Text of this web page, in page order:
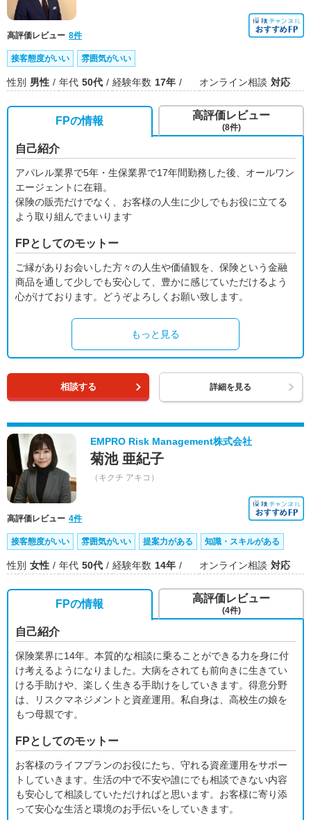
高評価レビュー 8件
接客態度がいい 雰囲気がいい
性別 男性 年代 50代 経験年数 17年 オンライン相談 対応
FPの情報
自己紹介
アパレル業界で5年・生保業界で17年間勤務した後、オールワン
エージェントに在籍。
保険の販売だけでなく、お客様の人生に少しでもお役に立てる
よう取り組んでまいります
FPとしてのモットー
ご縁がありお会いした方々の人生や価値観を、保険という金融
商品を通して少しでも安心して、豊かに感じていただけるよう
心がけております。どうぞよろしくお願い致します。
もっと見る
高評価レビュー
(8件)
相談する 詳細を見る
EMPRO Risk Management株式会社
菊池 亜紀子
（キクチ アキコ）
高評価レビュー 4件
接客態度がいい 雰囲気がいい 提案力がある 知識・スキルがある
性別 女性 年代 50代 経験年数 14年 オンライン相談 対応
FPの情報
自己紹介
保険業界に14年。本質的な相談に乗ることができる力を身に付
け考えるようになりました。大病をされても前向きに生きてい
ける手助けや、楽しく生きる手助けをしていきます。得意分野
は、リスクマネジメントと資産運用。私自身は、高校生の娘を
もつ母親です。
FPとしてのモットー
お客様のライフプランのお役にたち、守れる資産運用をサポー
トしていきます。生活の中で不安や誰にでも相談できない内容
も安心して相談していただければと思います。お客様に寄り添
って安心な生活と環境のお手伝いをしていきます。
高評価レビュー
(4件)